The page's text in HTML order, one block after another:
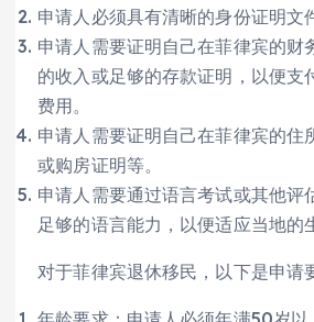
申请人必须具有清晰的身份证明文
申请人需要证明自己在菲律宾的财
的收入或足够的存款证明，以便支
费用。
申请人需要证明自己在菲律宾的住
或购房证明等。
申请人需要通过语言考试或其他评
足够的语言能力，以便适应当地的
对于菲律宾退休移民，以下是申请